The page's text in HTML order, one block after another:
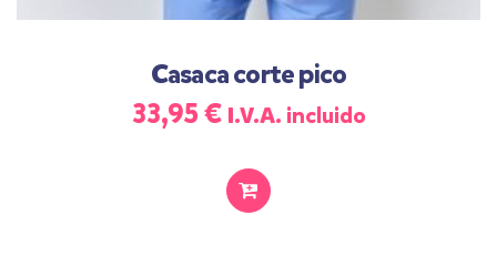
Casaca corte pico
33,95€ I.V.A. incluido